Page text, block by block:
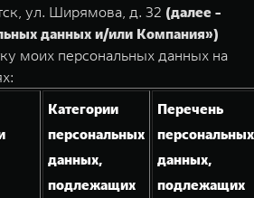
TANK 700
от 10 199 000 ₽
ул. Ширямова, д. 32 (далее -
данных и/или Компания»)
моих персональных данных на
Категории
персональных
данных,
подлежащих
Перечень
персональных
данных,
подлежащих